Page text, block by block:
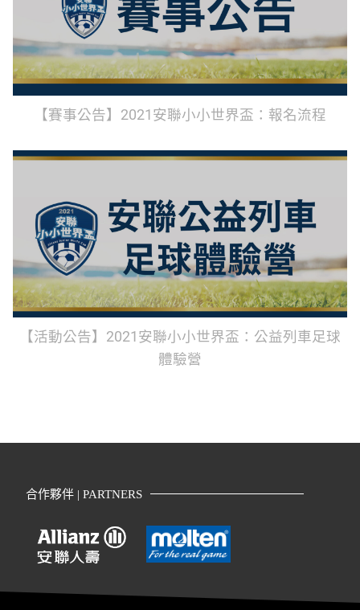
【賽事公告】2021安聯小小世界盃：報名流程
【活動公告】2021安聯小小世界盃：公益列車足球
體驗營
合作夥伴 | PARTNERS